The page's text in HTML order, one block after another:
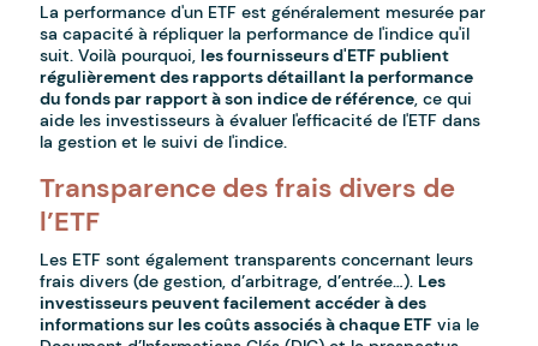
La performance d'un ETF est généralement mesurée par
sa capacité à répliquer la performance de l'indice qu'il
suit. Voilà pourquoi,les fournisseurs d'ETF publient
régulièrement des rapports détaillant la performance
du fonds par rapport à son indice de référence, ce qui
aide les investisseurs à évaluer l'efficacité de l'ETF dans
la gestion et le suivi de l'indice.
Transparence des frais divers de
l’ETF
Les ETF sont également transparents concernant leurs
frais divers (de gestion, d’arbitrage, d’entrée…). Les
investisseurs peuvent facilement accéder à des
informations sur les coûts associés à chaque ETF via le